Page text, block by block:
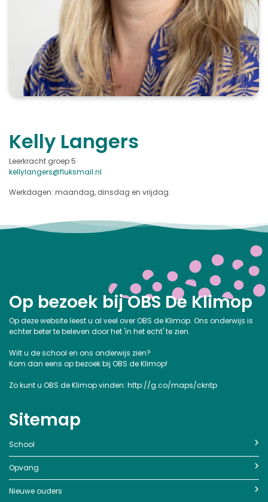
Kelly Langers
Leerkracht groep 5
kellylangers@fluksmail.nl
Werkdagen: maandag, dinsdag en vrijdag.
Op bezoek bij OBS De Klimop
Op deze website leest u al veel over OBS de Klimop. Ons onderwijs is
echter beter te beleven door het 'in het echt' te zien.
Wilt u de school en ons onderwijs zien?
Kom dan eens op bezoek bij OBS de Klimop!
Zo kunt u OBS de Klimop vinden: http://g.co/maps/ckntp
Sitemap
School
Opvang
Nieuwe ouders